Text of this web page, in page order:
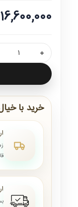
16,600,000تومان
خرید با